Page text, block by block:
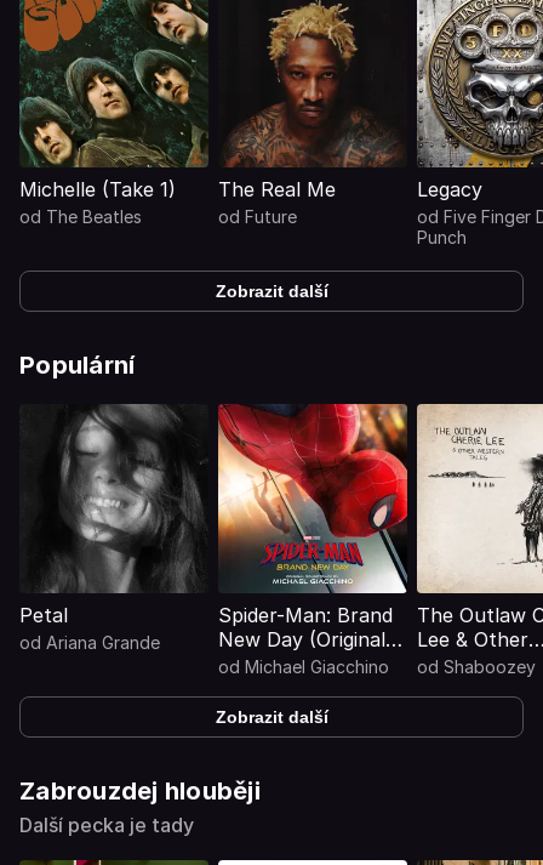
Michelle (Take 1)
od The Beatles
The Real Me
od Future
Legacy
od Five Finger
Punch
Zobrazit další
Populární
Petal
od Ariana Grande
Spider-Man: Brand
New Day (Original
Motion Picture
od Michael Giacchino
The Outlaw
Lee & Other
Western
od Shaboozey
Zobrazit další
Zabrouzdej hlouběji
Další pecka je tady